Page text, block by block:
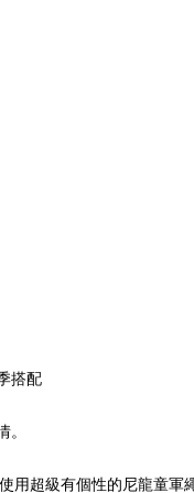
搭配
用超級有個性的尼龍童軍